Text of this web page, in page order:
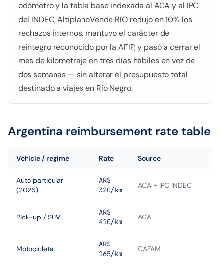
odómetro y la tabla base indexada al ACA y al IPC
del INDEC, AltiplanoVende RIO redujo en 10% los
rechazos internos, mantuvo el carácter de
reintegro reconocido por la AFIP, y pasó a cerrar el
mes de kilometraje en tres días hábiles en vez de
dos semanas — sin alterar el presupuesto total
destinado a viajes en Río Negro.
Argentina reimbursement rate table
Vehicle / regime Rate Source
Auto particular
(2025)
AR$
320/km
ACA + IPC INDEC
Pick-up / SUV
AR$
410/km
ACA
Motocicleta
AR$
165/km
CAFAM